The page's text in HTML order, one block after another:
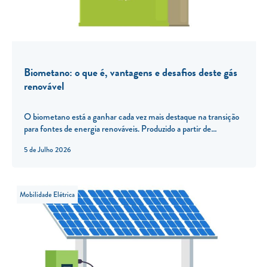
5 de Julho 2026
Biometano: o que é, vantagens e desafios deste gás
renovável
O biometano está a ganhar cada vez mais destaque na transição
para fontes de energia renováveis. Produzido a partir de...
Mobilidade Elétrica